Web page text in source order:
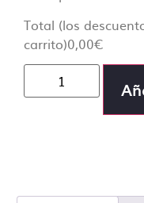
Total (los
carrito)0,00€